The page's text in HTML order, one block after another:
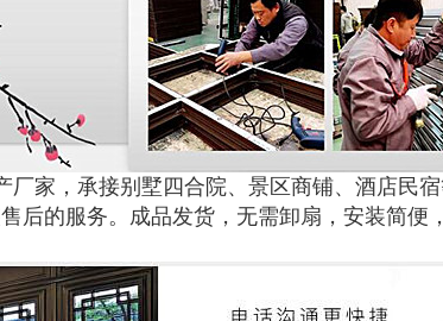
厂家，承接别墅四合院、景区商铺、酒店民
后的服务。成品发货，无需卸扇，安装简便